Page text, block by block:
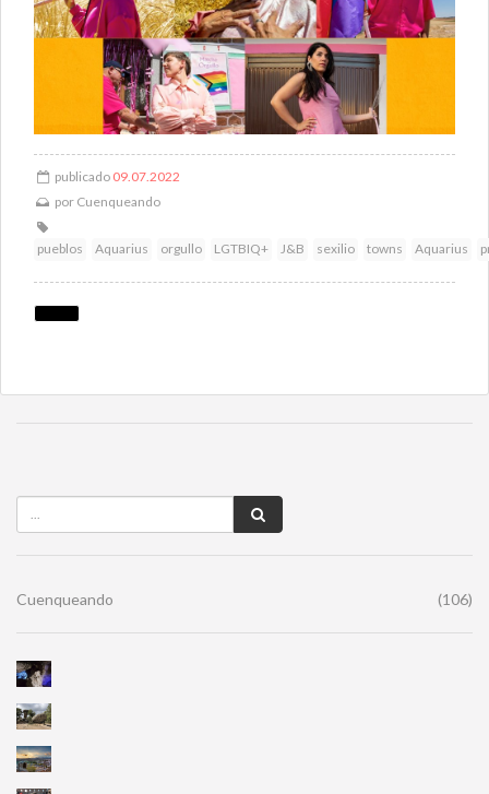
publicado 09.07.2022
por Cuenqueando
pueblos Aquarius orgullo LGTBIQ+ J&B sexilio towns Aquarius
Cuenqueando (106)